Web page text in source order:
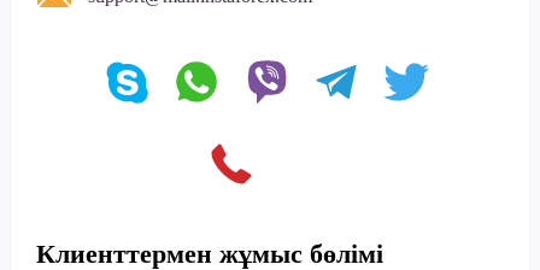
Клиенттермен жұмыс бөлімі